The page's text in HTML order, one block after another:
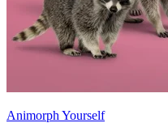
Animorph Yourself